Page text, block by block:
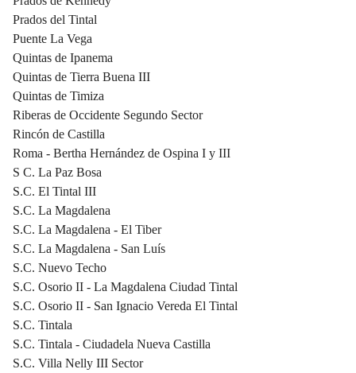
Prados del Tintal
Puente La Vega
Quintas de Ipanema
Quintas de Tierra Buena III
Quintas de Timiza
Riberas de Occidente Segundo Sector
Rincón de Castilla
Roma - Bertha Hernández de Ospina I y III
S C. La Paz Bosa
S.C. El Tintal III
S.C. La Magdalena
S.C. La Magdalena - El Tiber
S.C. La Magdalena - San Luís
S.C. Nuevo Techo
S.C. Osorio II - La Magdalena Ciudad Tintal
S.C. Osorio II - San Ignacio Vereda El Tintal
S.C. Tintala
S.C. Tintala - Ciudadela Nueva Castilla
S.C. Villa Nelly III Sector